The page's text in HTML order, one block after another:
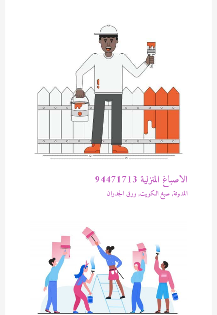
الاصباغ المنزلية 94471713
المدونة, صبغ الكويت, ورق الجدران